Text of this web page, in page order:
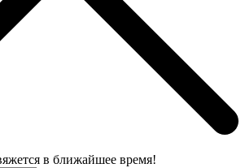
в ближайшее время!